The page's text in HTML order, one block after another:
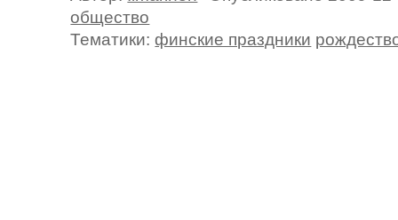
общество
Тематики:финские праздники